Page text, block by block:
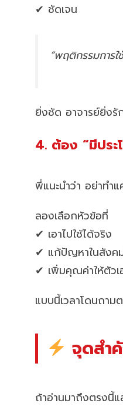
✔ ชัดเจน
“พฤติกรรมการ
ยิ่งชัด อาจารย์ยิ่งรั
4. ต้อง “มีประ
พี่แนะนำว่า อย่าทำแ
ลองเลือกหัวข้อที่
✔ เอาไปใช้ได้จริง
✔ แก้ปัญหาในสังค
✔ เพิ่มคุณค่าให้ตัวเ
แบบนี้เวลาโดนถา
จุดสำ
ถ้าอ่านมาถึงตรงนี้